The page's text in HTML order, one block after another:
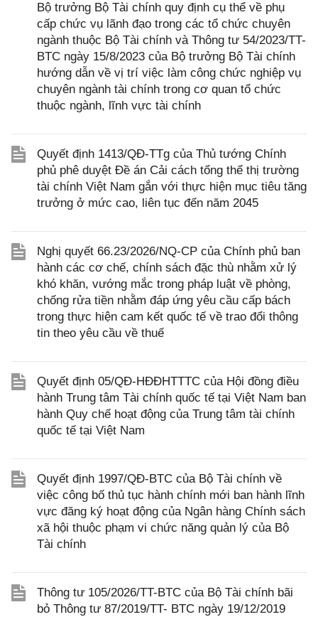
Bộ trưởng Bộ Tài chính quy định cụ thể về phụ
cấp chức vụ lãnh đạo trong các tổ chức chuyên
ngành thuộc Bộ Tài chính và Thông tư 54/2023/TT-
BTC ngày 15/8/2023 của Bộ trưởng Bộ Tài chính
hướng dẫn về vị trí việc làm công chức nghiệp vụ
chuyên ngành tài chính trong cơ quan tổ chức
thuộc ngành, lĩnh vực tài chính
Quyết định 1413/QĐ-TTg của Thủ tướng Chính
phủ phê duyệt Đề án Cải cách tổng thể thị trường
tài chính Việt Nam gắn với thực hiện mục tiêu tăng
trưởng ở mức cao, liên tục đến năm 2045
Nghị quyết 66.23/2026/NQ-CP của Chính phủ ban
hành các cơ chế, chính sách đặc thù nhằm xử lý
khó khăn, vướng mắc trong pháp luật về phòng,
chống rửa tiền nhằm đáp ứng yêu cầu cấp bách
trong thực hiện cam kết quốc tế về trao đổi thông
tin theo yêu cầu về thuế
Quyết định 05/QĐ-HĐĐHTTTC của Hội đồng điều
hành Trung tâm Tài chính quốc tế tại Việt Nam ban
hành Quy chế hoạt động của Trung tâm tài chính
quốc tế tại Việt Nam
Quyết định 1997/QĐ-BTC của Bộ Tài chính về
việc công bố thủ tục hành chính mới ban hành lĩnh
vực đăng ký hoạt động của Ngân hàng Chính sách
xã hội thuộc phạm vi chức năng quản lý của Bộ
Tài chính
Thông tư 105/2026/TT-BTC của Bộ Tài chính bãi
bỏ Thông tư 87/2019/TT- BTC ngày 19/12/2019